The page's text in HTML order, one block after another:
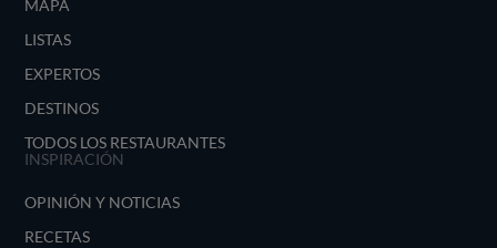
MAPA
LISTAS
EXPERTOS
DESTINOS
TODOS LOS RESTAURANTES
INSPIRACIÓN
OPINIÓN Y NOTICIAS
RECETAS